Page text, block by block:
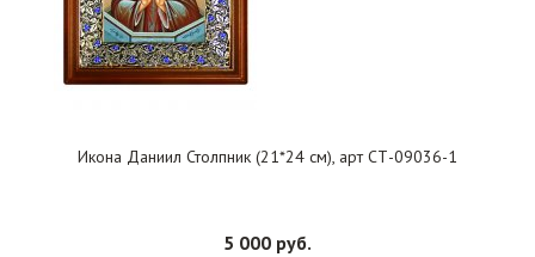
Икона Даниил Столпник (21*24 см), арт СТ-09036-1
5 000 руб.